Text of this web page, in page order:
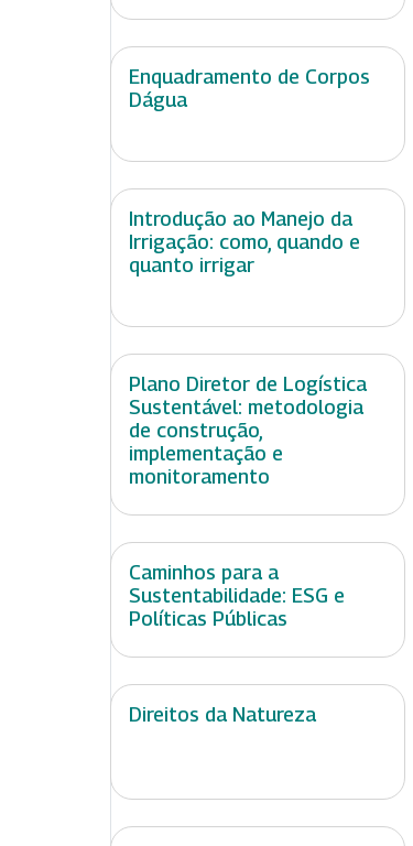
Enquadramento de Corpos
Dágua
Introdução ao Manejo da
Irrigação: como, quando e
quanto irrigar
Plano Diretor de Logística
Sustentável: metodologia
de construção,
implementação e
monitoramento
Caminhos para a
Sustentabilidade: ESG e
Políticas Públicas
Direitos da Natureza